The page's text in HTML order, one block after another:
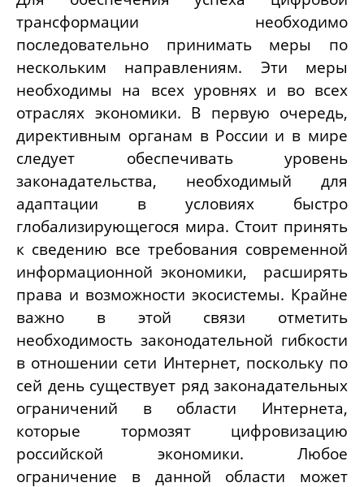
трансформации необходимо
последовательно принимать меры по
нескольким направлениям. Эти меры
необходимы на всех уровнях и во всех
отраслях экономики. В первую очередь,
директивным органам в России и в мире
следует обеспечивать уровень
законадательства, необходимый для
адаптации в условиях быстро
глобализирующегося мира. Стоит принять
к сведению все требования современной
информационной экономики, расширять
права и возможности экосистемы. Крайне
важно в этой связи отметить
необходимость законодательной гибкости
в отношении сети Интернет, поскольку по
сей день существует ряд законадательных
ограничений в области Интернета,
которые тормозят цифровизацию
российской экономики. Любое
ограничение в данной области может